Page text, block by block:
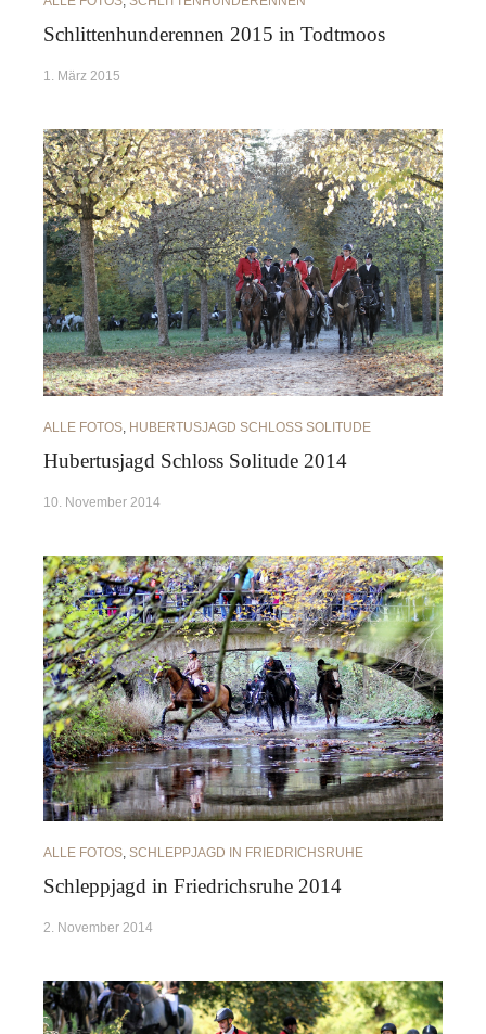
Schlittenhunderennen 2015 in Todtmoos
1. März 2015
ALLE FOTOS, HUBERTUSJAGD SCHLOSS SOLITUDE
Hubertusjagd Schloss Solitude 2014
10. November 2014
ALLE FOTOS, SCHLEPPJAGD IN FRIEDRICHSRUHE
Schleppjagd in Friedrichsruhe 2014
2. November 2014